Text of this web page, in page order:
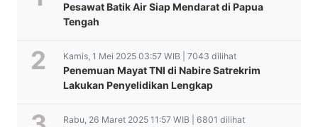
Pesawat Batik Air Siap Mendarat di Papua
Tengah
Kamis, 1 Mei 2025 03:57 WIB | 7043 dilihat
Penemuan Mayat TNI di Nabire Satrekrim
Lakukan Penyelidikan Lengkap
Rabu, 26 Maret 2025 11:57 WIB | 6801 dilihat